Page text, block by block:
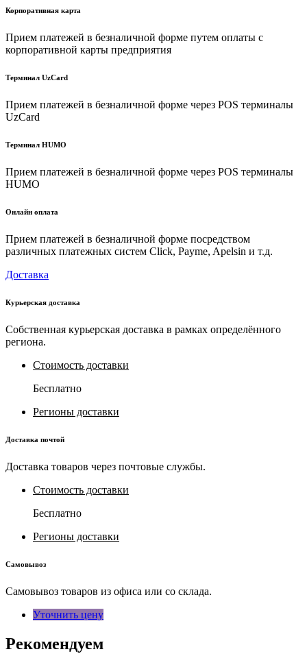
Корпоративная карта
Прием платежей в безналичной форме путем оплаты с
корпоративной карты предприятия
Терминал UzCard
Прием платежей в безналичной форме через POS терминалы
UzCard
Терминал HUMO
Прием платежей в безналичной форме через POS терминалы
HUMO
Онлайн оплата
Прием платежей в безналичной форме посредством
различных платежных систем Click, Payme, Apelsin и т.д.
Доставка
Курьерская доставка
Собственная курьерская доставка в рамках определённого
региона.
Стоимость доставки
Бесплатно
Регионы доставки
Доставка почтой
Доставка товаров через почтовые службы.
Стоимость доставки
Бесплатно
Регионы доставки
Самовывоз
Самовывоз товаров из офиса или со склада.
Уточнить цену
Рекомендуем